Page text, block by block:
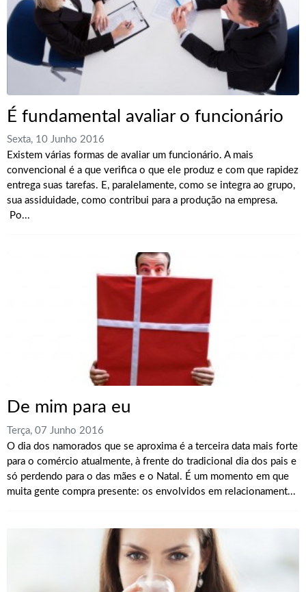
É fundamental avaliar o funcionário
Sexta, 10 Junho 2016
Existem várias formas de avaliar um funcionário. A mais
convencional é a que verifica o que ele produz e com que rapidez
entrega suas tarefas. E, paralelamente, como se integra ao grupo,
sua assiduidade, como contribui para a produção na empresa.
Po...
De mim para eu
Terça, 07 Junho 2016
O dia dos namorados que se aproxima é a terceira data mais forte
para o comércio atualmente, à frente do tradicional dia dos pais e
só perdendo para o das mães e o Natal. É um momento em que
muita gente compra presente: os envolvidos em relacionament...